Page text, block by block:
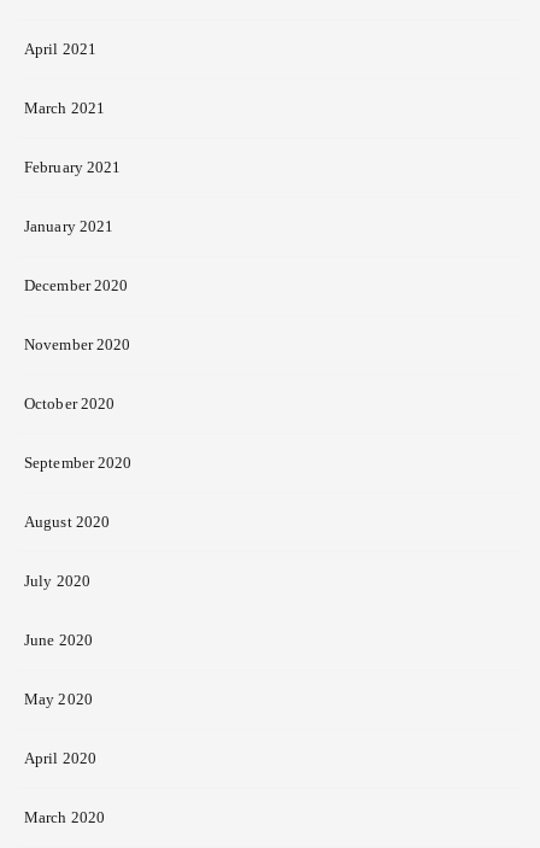
April 2021
March 2021
February 2021
January 2021
December 2020
November 2020
October 2020
September 2020
August 2020
July 2020
June 2020
May 2020
April 2020
March 2020